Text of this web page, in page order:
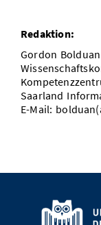
Redaktion:
Gordon Bolduan
Saarland
E-Mail: